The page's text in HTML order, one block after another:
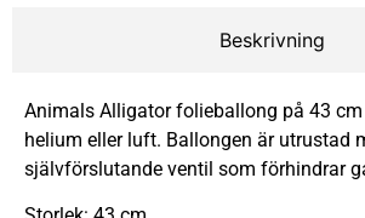
Beskrivning
Animals Alligator folieballong på 43
helium eller luft. Ballongen är utrustad
självförslutande ventil som förhindrar